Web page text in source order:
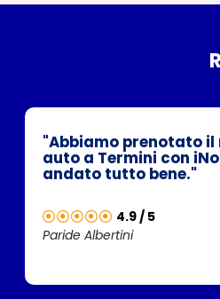
"Abbiamo prenotato il
auto a Termini con
andato tutto bene."
4.9 / 5
Paride Albertini